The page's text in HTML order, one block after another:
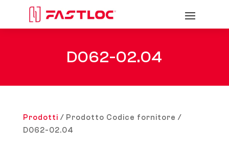
D062-02.04
Prodotti / Prodotto Codice fornitore /
D062-02.04